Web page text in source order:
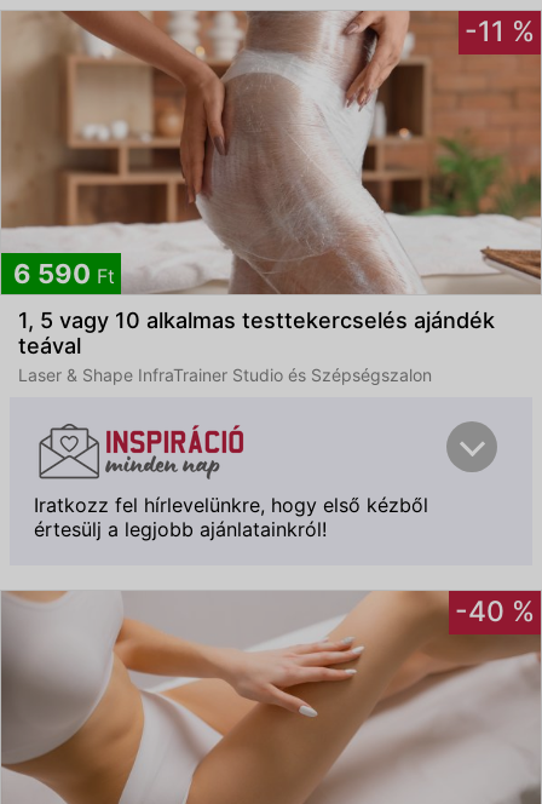
-11 %
6 590 Ft
1, 5 vagy 10 alkalmas testtekercselés ajándék
teával
Laser & Shape InfraTrainer Studio és Szépségszalon
Iratkozz fel hírlevelünkre, hogy első kézből
értesülj a legjobb ajánlatainkról!
-40 %